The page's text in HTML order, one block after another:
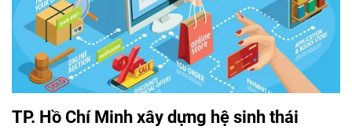
TP. Hồ Chí Minh xây dựng hệ sinh thái